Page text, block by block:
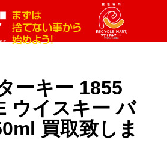
ーキー 1855
ウイスキー バ
買取致しま